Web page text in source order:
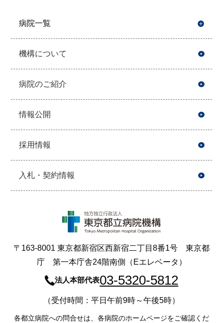
病院一覧
機構について
病院のご紹介
情報公開
採用情報
入札・契約情報
〒163-8001 東京都新宿区西新宿二丁目8番1号 東京都
庁 第一本庁舎24階南側（Eエレベータ）
法人本部代表03-5320-5812
（受付時間：平日午前9時～午後5時）
各都立病院への問合せは、各病院のホームページをご確認くだ